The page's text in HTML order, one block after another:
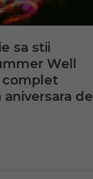
sa stii
Well
complet
de